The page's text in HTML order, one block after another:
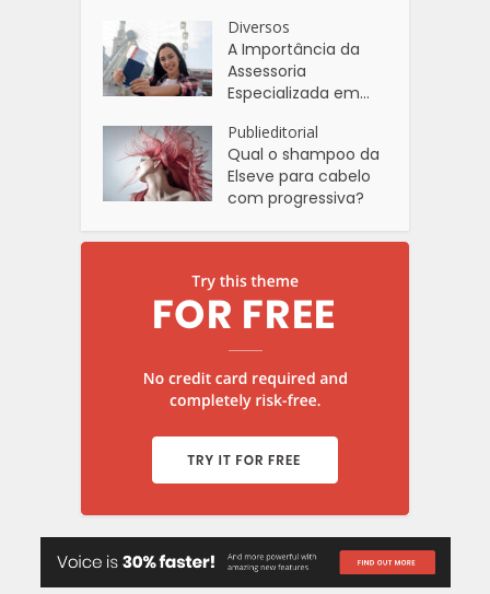
Diversos
A Importância da
Assessoria
Especializada em...
Publieditorial
Qual o shampoo da
Elseve para cabelo
com progressiva?